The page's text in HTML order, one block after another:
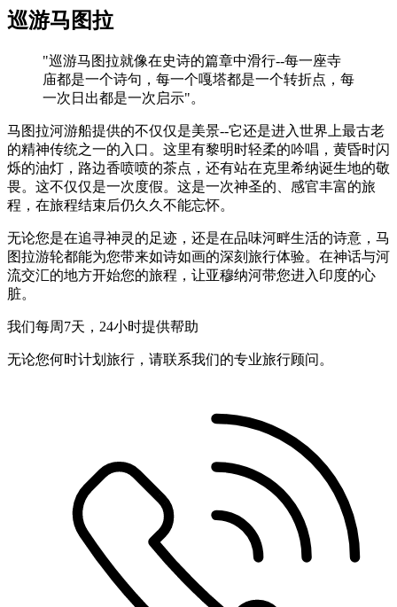
巡游马图拉
"巡游马图拉就像在史诗的篇章中滑行--每一座寺
庙都是一个诗句，每一个嘎塔都是一个转折点，每
一次日出都是一次启示"。
马图拉河游船提供的不仅仅是美景--它还是进入世界上最古老
的精神传统之一的入口。这里有黎明时轻柔的吟唱，黄昏时闪
烁的油灯，路边香喷喷的茶点，还有站在克里希纳诞生地的敬
畏。这不仅仅是一次度假。这是一次神圣的、感官丰富的旅
程，在旅程结束后仍久久不能忘怀。
无论您是在追寻神灵的足迹，还是在品味河畔生活的诗意，马
图拉游轮都能为您带来如诗如画的深刻旅行体验。在神话与河
流交汇的地方开始您的旅程，让亚穆纳河带您进入印度的心
脏。
我们每周7天，24小时提供帮助
无论您何时计划旅行，请联系我们的专业旅行顾问。